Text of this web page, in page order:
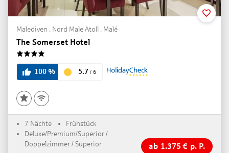
Malediven . Nord Male Atoll . Malé
The Somerset Hotel
100% 5.7 / 6
7 Nächte
Frühstück
Deluxe/Premium/Superior /
Doppelzimmer / Superior
ab 1.375 € p. P.